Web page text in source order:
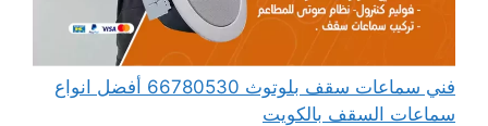
فني سماعات سقف بلوتوث 66780530 أفضل انواع
سماعات السقف بالكويت